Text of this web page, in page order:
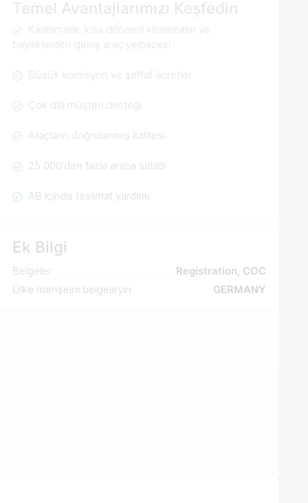
Temel Avantajlarımızı Keşfedin
Kiralamalar, kısa dönemli kiralamalar ve
bayiliklerden geniş araç yelpazesi
Düşük komisyon ve şeffaf ücretler
Çok dilli müşteri desteği
Araçların doğrulanmış kalitesi
25.000'den fazla araba satıldı
AB içinde teslimat yardımı
Ek Bilgi
Belgeler
Registration, COC
Ülke menşeini belgeleyin
GERMANY